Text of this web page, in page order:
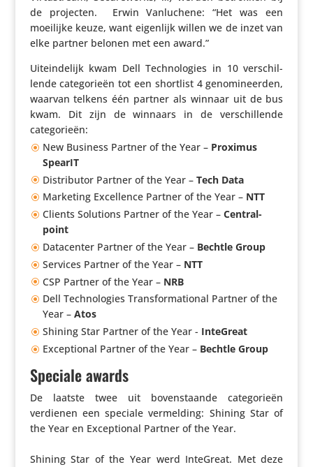
de projecten. Erwin Vanlu­chene: “Het was een
moeilijke keuze, want eigenlijk willen we de inzet van
elke partner belonen met een award.”
Uitein­de­lijk kwam Dell Tech­no­lo­gies in 10 verschil­
lende cate­go­rieën tot een shortlist 4 geno­mi­neerden,
waarvan telkens één partner als winnaar uit de bus
kwam. Dit zijn de winnaars in de verschil­lende
categorieën:
New Business Partner of the Year – Proximus
SpearIT
Distri­butor Partner of the Year – Tech Data
Marketing Excel­lence Partner of the Year – NTT
Clients Solutions Partner of the Year – Central­
point
Data­center Partner of the Year – Bechtle Group
Services Partner of the Year – NTT
CSP Partner of the Year – NRB
Dell Tech­no­lo­gies Trans­for­ma­ti­onal Partner of the
Year – Atos
Shining Star Partner of the Year - InteGreat
Excep­ti­onal Partner of the Year – Bechtle Group
Speciale awards
De laatste twee uit boven­staande cate­go­rieën
verdienen een speciale vermel­ding: Shining Star of
the Year en Excep­ti­onal Partner of the Year.
Shining Star of the Year werd InteGreat. Met deze